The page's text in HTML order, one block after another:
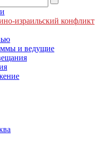
израильский конфликт
и ведущие